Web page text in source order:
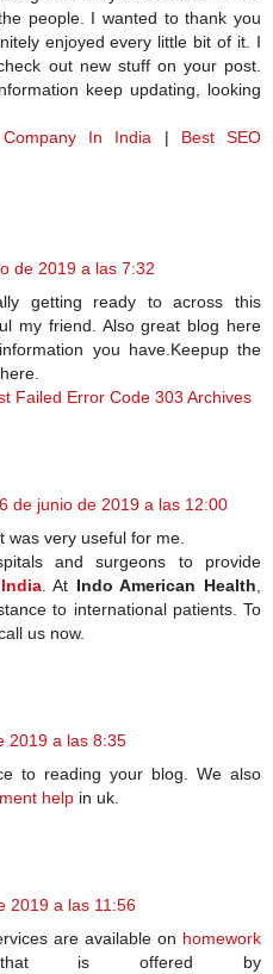
people. I wanted to thank you
enjoyed every little bit of it. I
out new stuff on your post.
keep updating, looking
In India | Best SEO
de 2019 a las 7:32
getting ready to across this
my friend. Also great blog here
you have.Keepup the
Failed Error Code 303 Archives
de junio de 2019 a las 12:00
very useful for me.
and surgeons to provide
. At Indo American Health
to international patients. To
us now.
2019 a las 8:35
to reading your blog. We also
help in uk.
2019 a las 11:56
are available on homework
is offered by